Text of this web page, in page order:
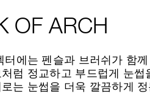
OF ARCH
터에는 펜슬과 브러쉬가 함
럼 정교하고 부드럽게 눈
는 눈썹을 더욱 깔끔하게